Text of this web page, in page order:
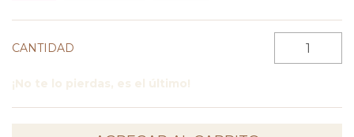
CANTIDAD
¡No te lo pierdas, es el último!